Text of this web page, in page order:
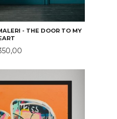
- THE DOOR TO MY